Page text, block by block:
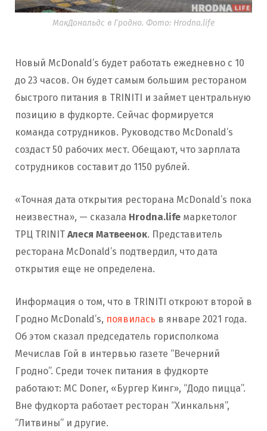
МакДональдс в Гродно. Фото: Hrodna.life
Новый McDonald’s будет работать ежедневно с 10
до 23 часов. Он будет самым большим рестораном
быстрого питания в ТRINITI и займет центральную
позицию в фудкорте. Сейчас формируется
команда сотрудников. Руководство McDonald’s
создаст 50 рабочих мест. Обещают, что зарплата
сотрудников составит до 1150 рублей.
«Точная дата открытия ресторана McDonald’s пока
неизвестна», — сказала Hrodna.life маркетолог
ТРЦ ТRINIT Алеся Матвеенок. Представитель
ресторана McDonald’s подтвердил, что дата
открытия еще не определена.
Информация о том, что в ТRINITI откроют второй в
Гродно McDonald’s, появилась в январе 2021 года.
Об этом сказал председатель горисполкома
Мечислав Гой в интервью газете “Вечерний
Гродно”. Среди точек питания в фудкорте
работают: MC Doner, «Бургер Кинг», “Додо пицца”.
Вне фудкорта работает ресторан “Хинкальня”,
“Литвины” и другие.